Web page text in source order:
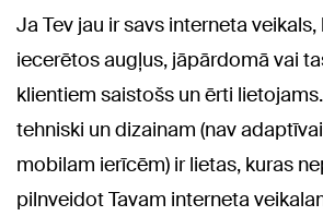
​Ja Tev jau ir savs interneta
iecerētos augļus, jāpārdomā vai
klientiem saistošs un ērti
tehniski un dizainam (nav
mobilam ierīcēm) ir lietas, kuras
pilnveidot Tavam interneta